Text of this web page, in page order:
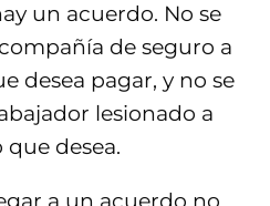
un acuerdo. No se
de seguro a
desea pagar, y no se
lesionado a
desea.